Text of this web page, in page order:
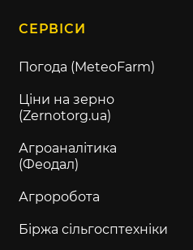
СЕРВІСИ
Погода (MeteoFarm)
Ціни на зерно
(Zernotorg.ua)
Агроаналітика
(Феодал)
Агроробота
Біржа сільгосптехніки